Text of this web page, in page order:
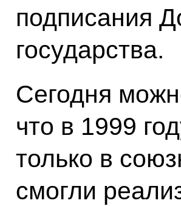
подписания
государства.
Сегодня
что в 1999
только в
смогли